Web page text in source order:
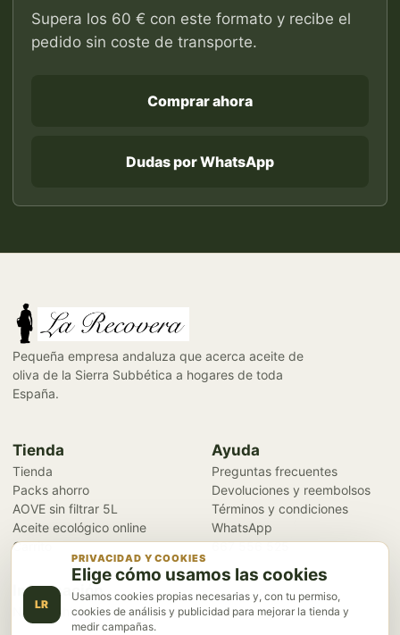
Supera los 60 € con este formato y recibe el
pedido sin coste de transporte.
Comprar ahora
Dudas por WhatsApp
Pequeña empresa andaluza que acerca aceite de
oliva de la Sierra Subbética a hogares de toda
España.
Tienda
Tienda
Packs ahorro
AOVE sin filtrar 5L
Aceite ecológico online
Carrito
Ayuda
Preguntas frecuentes
Devoluciones y reembolsos
Términos y condiciones
WhatsApp
667 556 525
Información
Nuestra historia
LR
PRIVACIDAD Y COOKIES
Elige cómo usamos las cookies
Usamos cookies propias necesarias y, con tu permiso,
cookies de análisis y publicidad para mejorar la tienda y
medir campañas.